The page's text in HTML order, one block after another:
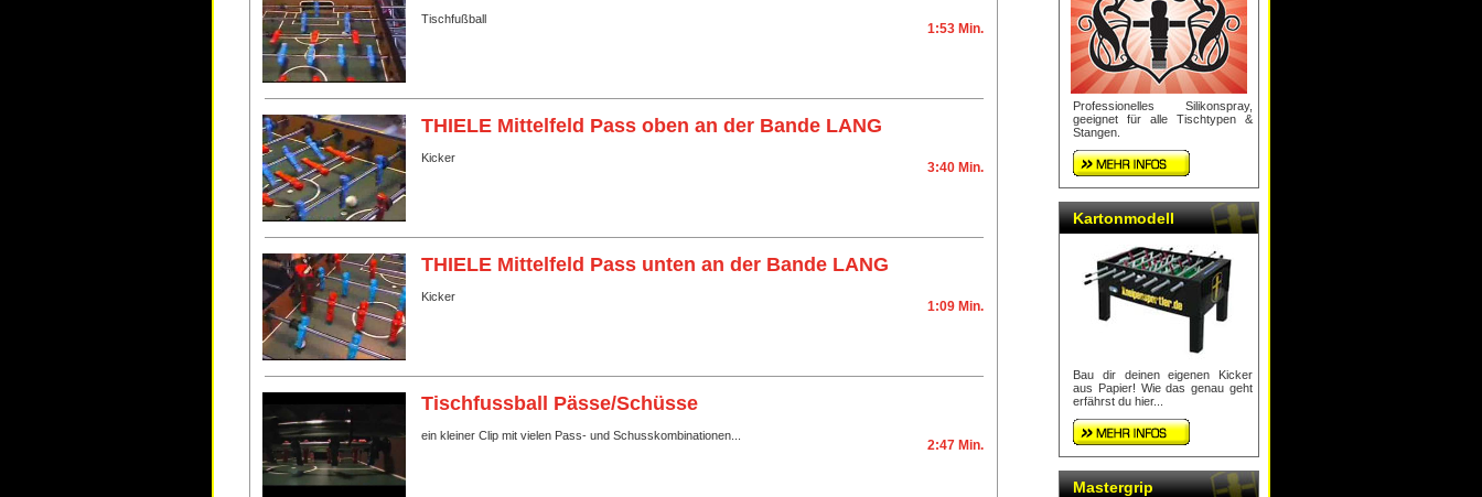
Tischfußball
1:53 Min.
THIELE Mittelfeld Pass oben an der Bande LANG
Kicker
3:40 Min.
THIELE Mittelfeld Pass unten an der Bande LANG
Kicker
1:09 Min.
Tischfussball Pässe/Schüsse
ein kleiner Clip mit vielen Pass- und Schusskombinationen...
2:47 Min.
Professionelles Silikonspray,
geeignet für alle Tischtypen &
Stangen.
Kartonmodell
Bau dir deinen eigenen Kicker
aus Papier! Wie das genau geht
erfährst du hier...
Mastergrip